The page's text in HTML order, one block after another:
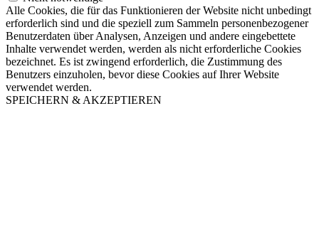
Alle Cookies, die für das Funktionieren der Website nicht unbedingt
erforderlich sind und die speziell zum Sammeln personenbezogener
Benutzerdaten über Analysen, Anzeigen und andere eingebettete
Inhalte verwendet werden, werden als nicht erforderliche Cookies
bezeichnet. Es ist zwingend erforderlich, die Zustimmung des
Benutzers einzuholen, bevor diese Cookies auf Ihrer Website
verwendet werden.
SPEICHERN & AKZEPTIEREN